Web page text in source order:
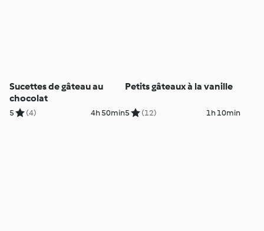
Sucettes de gâteau au
chocolat
5 (4) 4h 50min
Petits gâteaux à la vanille
5 (12) 1h 10min